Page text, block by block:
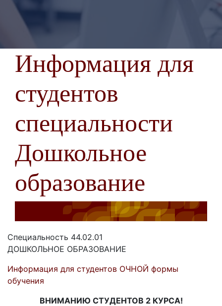
Информация для
студентов
специальности
Дошкольное
образование
Специальность 44.02.01
ДОШКОЛЬНОЕ ОБРАЗОВАНИЕ
Информация для студентов ОЧНОЙ формы
обучения
ВНИМАНИЮ СТУДЕНТОВ 2 КУРСА!